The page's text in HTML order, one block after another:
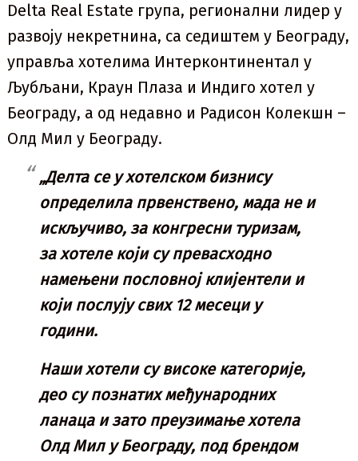
Delta Real Estate група, регионални лидер у
развоју некретнина, са седиштем у Београду,
управља хотелима Интерконтинентал у
Љубљани, Краун Плаза и Индиго хотел у
Београду, а од недавно и Радисон Колекшн –
Олд Мил у Београду.
„Делта се у хотелском бизнису
определила првенствено, мада не и
искључиво, за конгресни туризам,
за хотеле који су превасходно
намењени пословној клијентели и
који послују свих 12 месеци у
години.
Наши хотели су високе категорије,
део су познатих међународних
ланаца и зато преузимање хотела
Олд Мил у Београду, под брендом